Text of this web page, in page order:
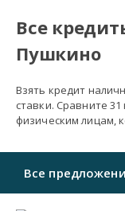
Все
Пушкино
Взять кредит
ставки. Сравните
физическим лицам,
Все